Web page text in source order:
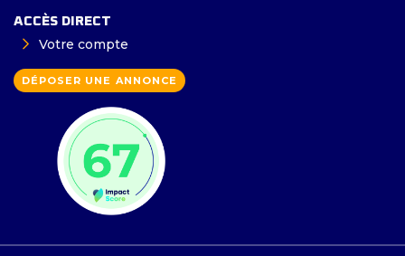
ACCÈS DIRECT
Votre compte
DÉPOSER UNE ANNONCE